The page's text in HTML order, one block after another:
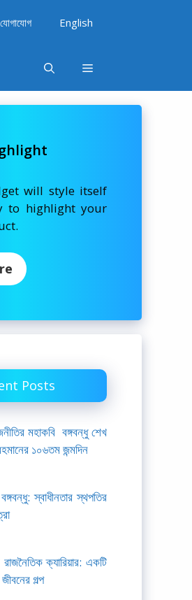
যোগাযোগ English
will style itself
to highlight your
Posts
মহাকবি বঙ্গবন্ধু শেখ
১০৬তম জন্মদিন
স্বাধীনতার স্থপতির
রাজনৈতিক ক্যারিয়ার: একটি
গল্প